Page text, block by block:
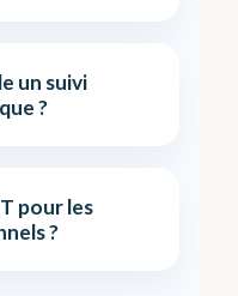
un suivi
?
pour les
?